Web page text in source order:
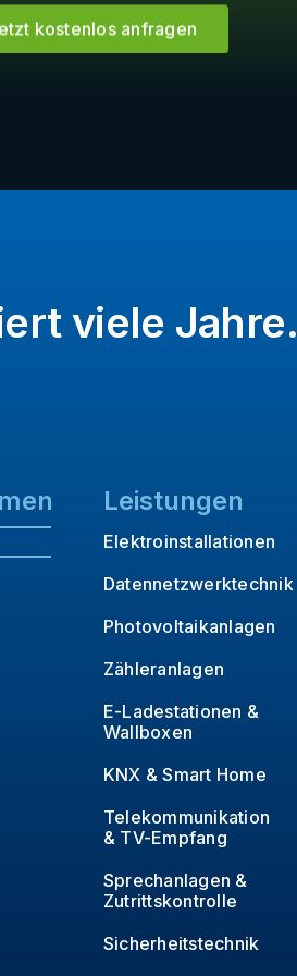
kostenlos anfragen
viele Jahre.
Leistungen
Elektroinstallationen
Datennetzwerktechnik
Photovoltaikanlagen
Zähleranlagen
E-Ladestationen &
Wallboxen
KNX & Smart Home
Telekommunikation
& TV-Empfang
Sprechanlagen &
Zutrittskontrolle
Sicherheitstechnik